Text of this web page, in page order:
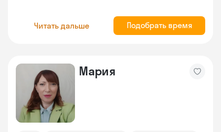
Читать дальше Подобрать время
Мария